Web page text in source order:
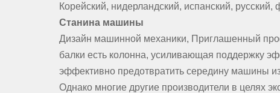
Корейский, нидерландский, испанский, русский,
Станина машины
Дизайн машинной механики, Приглашенный
балки есть колонна, усиливающая поддержку
эффективно предотвратить середину машины
Однако многие другие производители в целях